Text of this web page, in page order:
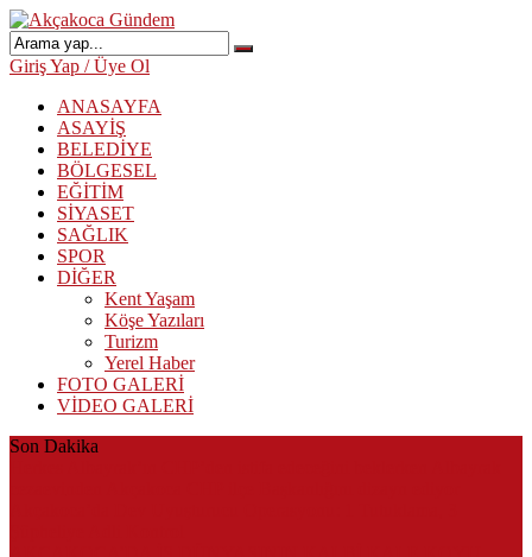
Giriş Yap / Üye Ol
ANASAYFA
ASAYİŞ
BELEDİYE
BÖLGESEL
EĞİTİM
SİYASET
SAĞLIK
SPOR
DİĞER
Kent Yaşam
Köşe Yazıları
Turizm
Yerel Haber
FOTO GALERİ
VİDEO GALERİ
Son Dakika